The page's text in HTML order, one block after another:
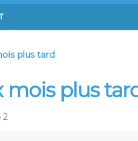
plus tard
mois plus
2